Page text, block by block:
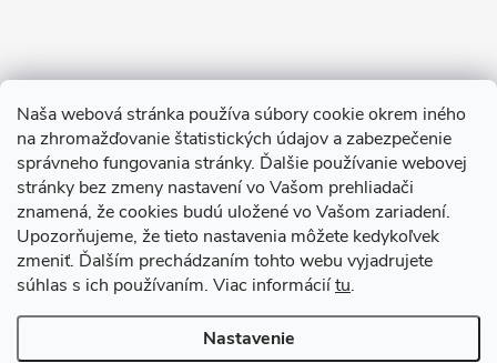
Naša webová stránka používa súbory cookie okrem iného
na zhromažďovanie štatistických údajov a zabezpečenie
správneho fungovania stránky. Ďalšie používanie webovej
stránky bez zmeny nastavení vo Vašom prehliadači
znamená, že cookies budú uložené vo Vašom zariadení.
Upozorňujeme, že tieto nastavenia môžete kedykoľvek
zmeniť. Ďalším prechádzaním tohto webu vyjadrujete
súhlas s ich používaním. Viac informáciítu.
Nastavenie
Sledovať na Instagrame
TIk Tok Instagram Facebook
Copyright 2026 . Všetky práva vyhradené.
cookies